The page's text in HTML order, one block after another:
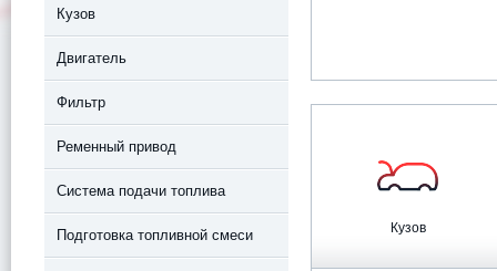
Кузов
Двигатель
Фильтр
Ременный привод
Система подачи топлива
Подготовка топливной смеси Кузов